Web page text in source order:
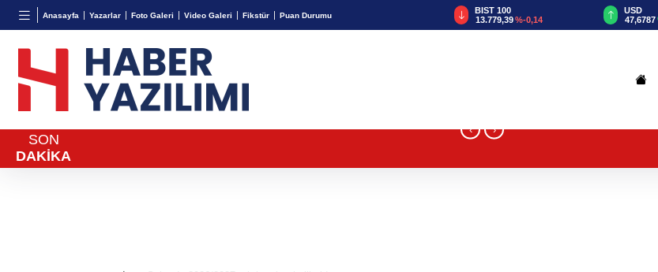
Anasayfa Yazarlar Foto Galeri Video Galeri Fikstür Puan Durumu
BGN
27,9743 %-0,22
VND
0,0018%0,32
6.660,55
BIST 100
13.779,39 %-0,14
USD
47,6787
SON
DAKİKA
‹ ›